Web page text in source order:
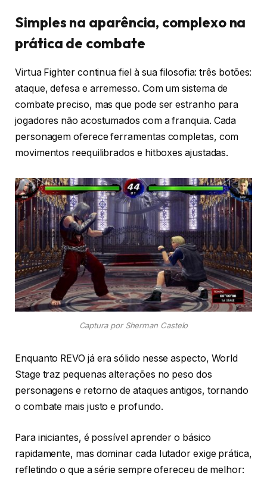
Simples na aparência, complexo na
prática de combate
Virtua Fighter continua fiel à sua filosofia: três botões:
ataque, defesa e arremesso. Com um sistema de
combate preciso, mas que pode ser estranho para
jogadores não acostumados com a franquia. Cada
personagem oferece ferramentas completas, com
movimentos reequilibrados e hitboxes ajustadas.
Captura por Sherman Castelo
Enquanto REVO já era sólido nesse aspecto, World
Stage traz pequenas alterações no peso dos
personagens e retorno de ataques antigos, tornando
o combate mais justo e profundo.
Para iniciantes, é possível aprender o básico
rapidamente, mas dominar cada lutador exige prática,
refletindo o que a série sempre ofereceu de melhor: